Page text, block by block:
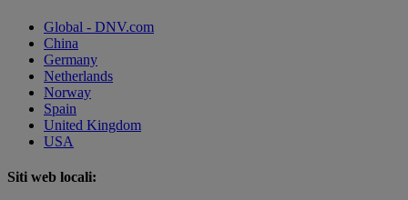
Global - DNV.com
China
Germany
Netherlands
Norway
Spain
United Kingdom
USA
Siti web locali: